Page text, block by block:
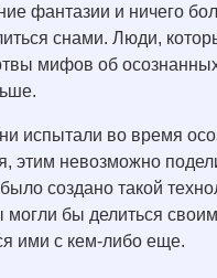
фантазии и ничего
снами. Люди,
мифов об
испытали во время
этим невозможно
создано такой
могли бы делиться
ими с кем-либо еще.